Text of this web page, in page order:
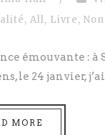
, All, Livre,
émouvante : à
le 24 janvier,
MORE